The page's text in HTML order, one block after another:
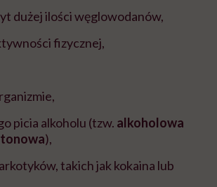
dużej ilości węglowodanów,
fizycznej,
picia alkoholu (tzw. alkoholowa
),
takich jak kokaina lub